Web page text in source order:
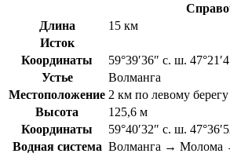
Длина
15 км
Исток
Координаты
59°39′36″ с. ш.
Устье
Волманга
Местоположение 2 км по левому берегу
Высота
125,6 м
Координаты
59°40′32″ с. ш.
Водная система Волманга → Молома